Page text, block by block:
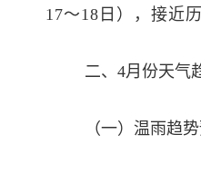
17～18日），接近
二、4月份天气
（一）温雨趋势